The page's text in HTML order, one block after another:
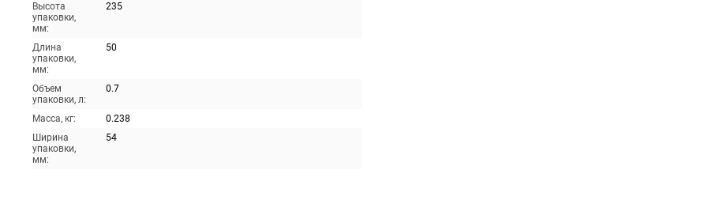
Высота
упаковки,
мм:
235
Длина
упаковки,
мм:
50
Объем
упаковки, л:
0.7
Масса, кг:
0.238
Ширина
упаковки,
мм:
54